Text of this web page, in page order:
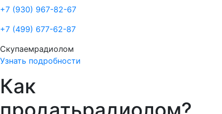
+7 (930) 967-82-67
+7 (499) 677-62-87
Скупаемрадиолом
Узнать подробности
Как